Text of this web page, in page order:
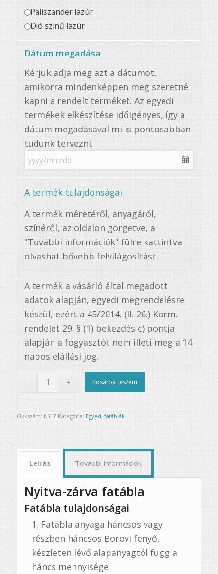
Paliszander lazúr
Dió színű lazúr
Dátum megadása
Kérjük adja meg azt a dátumot,
amikorra mindenképpen meg szeretné
kapni a rendelt terméket. Az egyedi
termékek elkészítése időigényes, így a
dátum megadásával mi is pontosabban
tudunk tervezni.
A termék tulajdonságai
A termék méretéről, anyagáról,
színéről, az oldalon görgetve, a
"További információk" fülre kattintva
olvashat bővebb felvilágosítást.
A termék a vásárló által megadott
adatok alapján, egyedi megrendelésre
készül, ezért a 45/2014. (II. 26.) Korm.
rendelet 29. § (1) bekezdés c) pontja
alapján a fogyasztót nem illeti meg a 14
napos elállási jog.
Kosárba teszem
Cikkszám: NY-Z Kategória: Egyedi fatáblák
Leírás További információk
Nyitva-zárva fatábla
Fatábla tulajdonságai
Fatábla anyaga háncsos vagy
részben háncsos Borovi fenyő,
készleten lévő alapanyagtól függ a
háncs mennyisége